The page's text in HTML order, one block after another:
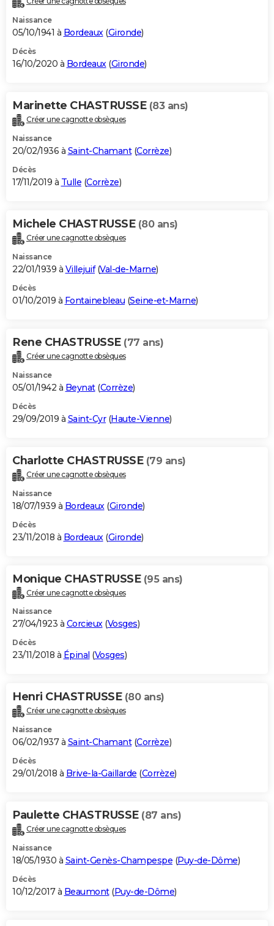
Naissance
05/10/1941 à Bordeaux(Gironde)
Décès
16/10/2020 à Bordeaux(Gironde)
Marinette CHASTRUSSE (83 ans)
Créer une cagnotte obsèques
Naissance
20/02/1936 à Saint-Chamant(Corrèze)
Décès
17/11/2019 à Tulle (Corrèze)
Michele CHASTRUSSE (80 ans)
Créer une cagnotte obsèques
Naissance
22/01/1939 à Villejuif(Val-de-Marne)
Décès
01/10/2019 à Fontainebleau (Seine-et-Marne)
Rene CHASTRUSSE (77 ans)
Créer une cagnotte obsèques
Naissance
05/01/1942 à Beynat(Corrèze)
Décès
29/09/2019 à Saint-Cyr(Haute-Vienne)
Charlotte CHASTRUSSE (79 ans)
Créer une cagnotte obsèques
Naissance
18/07/1939 à Bordeaux (Gironde)
Décès
23/11/2018 à Bordeaux (Gironde)
Monique CHASTRUSSE (95 ans)
Créer une cagnotte obsèques
Naissance
27/04/1923 à Corcieux(Vosges)
Décès
23/11/2018 à Épinal (Vosges)
Henri CHASTRUSSE (80 ans)
Créer une cagnotte obsèques
Naissance
06/02/1937 à Saint-Chamant(Corrèze)
Décès
29/01/2018 à Brive-la-Gaillarde (Corrèze)
Paulette CHASTRUSSE (87 ans)
Créer une cagnotte obsèques
Naissance
18/05/1930 à Saint-Genès-Champespe (Puy-de-Dôme)
Décès
10/12/2017 à Beaumont(Puy-de-Dôme)